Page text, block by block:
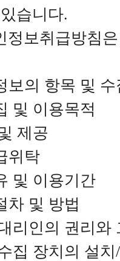
습니다.
정보취급방침
보의 항목 및
및 이용목적
제공
위탁
및 이용기간
차 및 방법
리인의 권리와
집 장치의 설